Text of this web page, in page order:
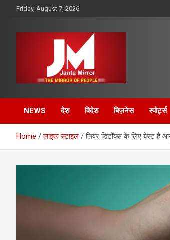
Friday, August 7, 2026
Janta Mirror
NEWS देश विदेश बिज़नेस स्पोर्ट्स
Home लाइफ स्टाइल लिवर डिटॉक्स के लिए बेस्ट है